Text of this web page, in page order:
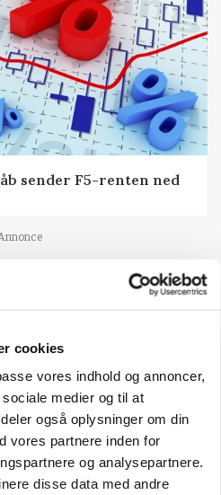
cookies
vores indhold og annoncer,
medier og til at
også oplysninger om din
vores partnere inden for
og analysepartnere.
disse data med andre
sender F5-renten ned